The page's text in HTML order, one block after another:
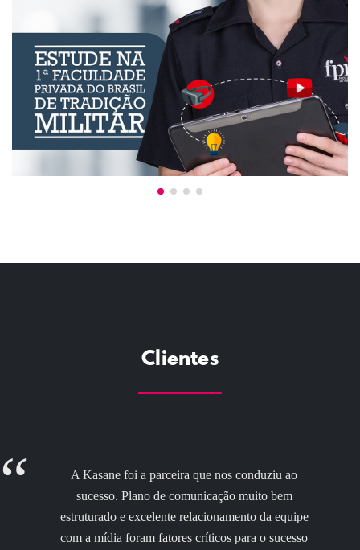
Clientes
A Kasane é nossa parceira há mais de 10 anos e
presta um serviço impecável! Além de eficaz, a
Kasane se reinventa ao longo dos anos, se atualiza
com as mudanças do mercado e incrementa